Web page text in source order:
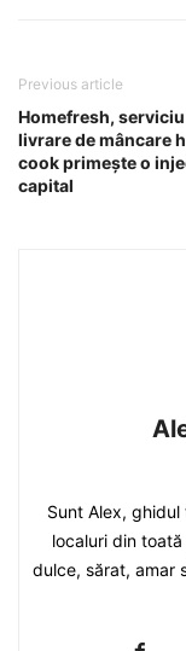
Previous article
Homefresh,
livrare de mâncare
cook primeşte o
capital
Sunt Alex,
localuri din
dulce, sărat, amar